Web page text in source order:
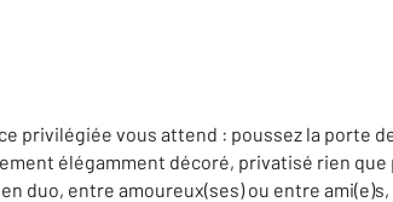
privilégiée vous attend : poussez la porte
élégamment décoré, privatisé rien que
duo, entre amoureux(ses) ou entre